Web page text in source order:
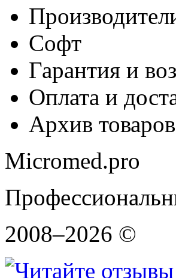
Софт
Гарантия и
Оплата и
Архив товаров
Micromed.pro
2008–2026 ©